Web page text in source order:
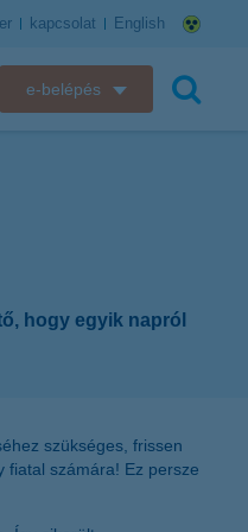
kapcsolat English
e-belépés
K&H web Electra
K&H SZÉP Kártya
hogy egyik napról
szükséges, frissen
fiatal számára! Ez persze